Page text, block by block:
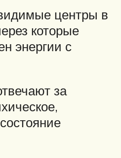
центры в
которые
энергии с
за